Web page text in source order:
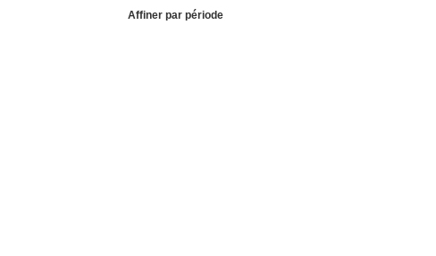
Affiner par période